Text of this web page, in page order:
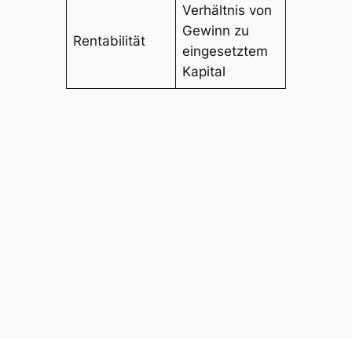
Rentabilität
Verhältnis von
Gewinn zu
eingesetztem
Kapital